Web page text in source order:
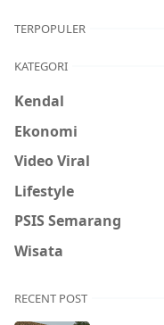
TERPOPULER
KATEGORI
Kendal
Ekonomi
Video Viral
Lifestyle
PSIS Semarang
Wisata
RECENT POST